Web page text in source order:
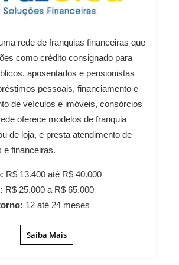
rede de franquias financeiras que
como crédito consignado para
aposentados e pensionistas
pessoais, financiamento e
de veículos e imóveis, consórcios
oferece modelos de franquia
de loja, e presta atendimento de
e financeiras.
R$ 13.400 até R$ 40.000
R$ 25.000 a R$ 65.000
12 até 24 meses
Saiba Mais